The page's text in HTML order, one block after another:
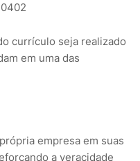
currículo seja realizado
em uma das
empresa em suas
a veracidade